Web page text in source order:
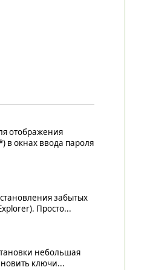
отображения
в окнах ввода пароля
забытых
Просто...
небольшая
ключи...